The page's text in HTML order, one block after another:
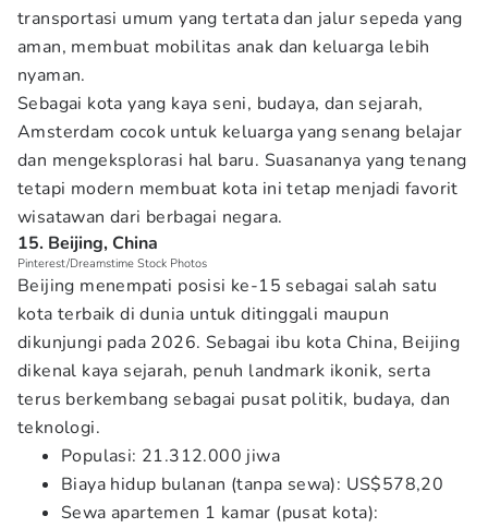
transportasi umum yang tertata dan jalur sepeda yang
aman, membuat mobilitas anak dan keluarga lebih
nyaman.
Sebagai kota yang kaya seni, budaya, dan sejarah,
Amsterdam cocok untuk keluarga yang senang belajar
dan mengeksplorasi hal baru. Suasananya yang tenang
tetapi modern membuat kota ini tetap menjadi favorit
wisatawan dari berbagai negara.
15. Beijing, China
Pinterest/Dreamstime Stock Photos
Beijing menempati posisi ke-15 sebagai salah satu
kota terbaik di dunia untuk ditinggali maupun
dikunjungi pada 2026. Sebagai ibu kota China, Beijing
dikenal kaya sejarah, penuh landmark ikonik, serta
terus berkembang sebagai pusat politik, budaya, dan
teknologi.
Populasi: 21.312.000 jiwa
Biaya hidup bulanan (tanpa sewa): US$578,20
Sewa apartemen 1 kamar (pusat kota):